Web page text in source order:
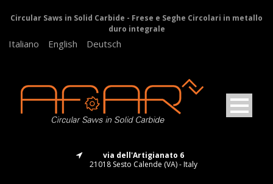
Circular Saws in Solid Carbide - Frese e Seghe Circolari in metallo
duro integrale
Italiano English Deutsch
via dell'Artigianato 6
21018 Sesto Calende (VA) - Italy